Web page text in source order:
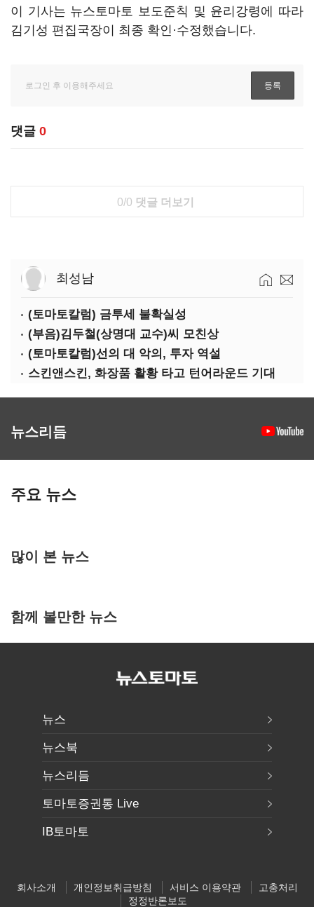
이 기사는 뉴스토마토 보도준칙 및 윤리강령에 따라
김기성 편집국장이 최종 확인·수정했습니다.
댓글 0
0/0 댓글 더보기
최성남
(토마토칼럼) 금투세 불확실성
(부음)김두철(상명대 교수)씨 모친상
(토마토칼럼)선의 대 악의, 투자 역설
스킨앤스킨, 화장품 활황 타고 턴어라운드 기대
뉴스리듬
주요 뉴스
많이 본 뉴스
함께 볼만한 뉴스
뉴스
뉴스북
뉴스리듬
토마토증권통 Live
IB토마토
회사소개 개인정보취급방침 서비스 이용약관
고충처리
정정반론보도